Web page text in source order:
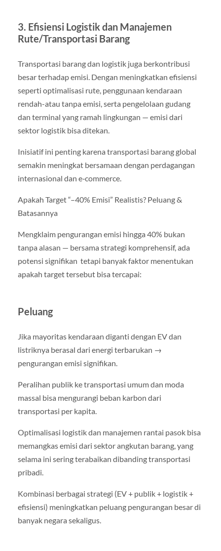
3. Efisiensi Logistik dan Manajemen
Rute/Transportasi Barang
Transportasi barang dan logistik juga berkontribusi
besar terhadap emisi. Dengan meningkatkan efisiensi
seperti optimalisasi rute, penggunaan kendaraan
rendah-atau tanpa emisi, serta pengelolaan gudang
dan terminal yang ramah lingkungan — emisi dari
sektor logistik bisa ditekan.
Inisiatif ini penting karena transportasi barang global
semakin meningkat bersamaan dengan perdagangan
internasional dan e‑commerce.
Apakah Target “–40% Emisi” Realistis? Peluang &
Batasannya
Mengklaim pengurangan emisi hingga 40% bukan
tanpa alasan — bersama strategi komprehensif, ada
potensi signifikan tetapi banyak faktor menentukan
apakah target tersebut bisa tercapai:
Peluang
Jika mayoritas kendaraan diganti dengan EV dan
listriknya berasal dari energi terbarukan →
pengurangan emisi signifikan.
Peralihan publik ke transportasi umum dan moda
massal bisa mengurangi beban karbon dari
transportasi per kapita.
Optimalisasi logistik dan manajemen rantai pasok bisa
memangkas emisi dari sektor angkutan barang, yang
selama ini sering terabaikan dibanding transportasi
pribadi.
Kombinasi berbagai strategi (EV + publik + logistik +
efisiensi) meningkatkan peluang pengurangan besar di
banyak negara sekaligus.